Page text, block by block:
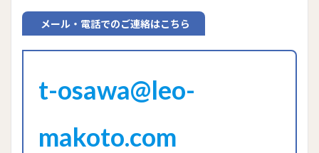
メール・電話でのご連絡はこちら
t-osawa@leo-
makoto.com